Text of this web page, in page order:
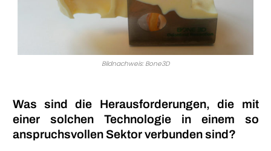
Bildnachweis: Bone3D
Was sind die Herausforderungen, die mit
einer solchen Technologie in einem so
anspruchsvollen Sektor verbunden sind?